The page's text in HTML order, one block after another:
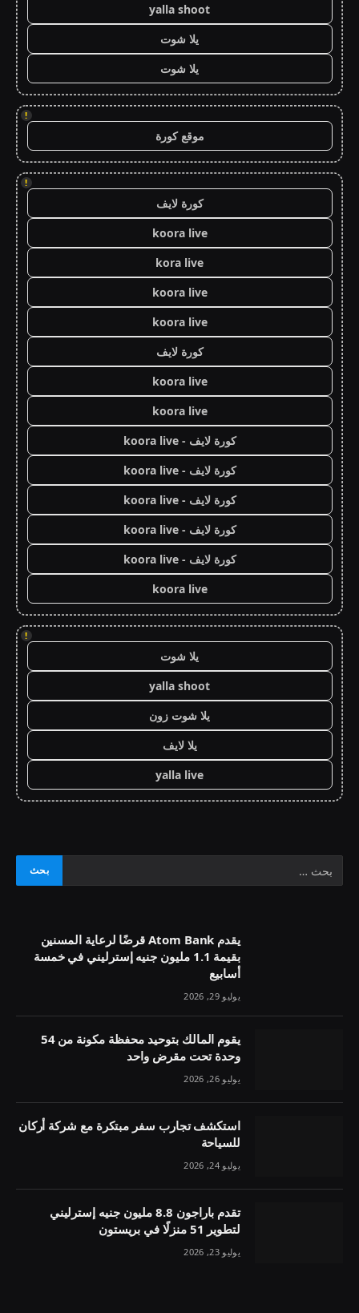
yalla shoot
يلا شوت
يلا شوت
!
موقع كورة
!
كورة لايف
koora live
kora live
koora live
koora live
كورة لايف
koora live
koora live
كورة لايف - koora live
كورة لايف - koora live
كورة لايف - koora live
كورة لايف - koora live
كورة لايف - koora live
koora live
!
يلا شوت
yalla shoot
يلا شوت زون
يلا لايف
yalla live
يقدم Atom Bank قرضًا لرعاية المسنين
بقيمة 1.1 مليون جنيه إسترليني في خمسة
أسابيع
يوليو 29, 2026
يقوم المالك بتوحيد محفظة مكونة من 54
وحدة تحت مقرض واحد
يوليو 26, 2026
استكشف تجارب سفر مبتكرة مع شركة أركان
للسياحة
يوليو 24, 2026
تقدم باراجون 8.8 مليون جنيه إسترليني
لتطوير 51 منزلًا في بريستون
يوليو 23, 2026